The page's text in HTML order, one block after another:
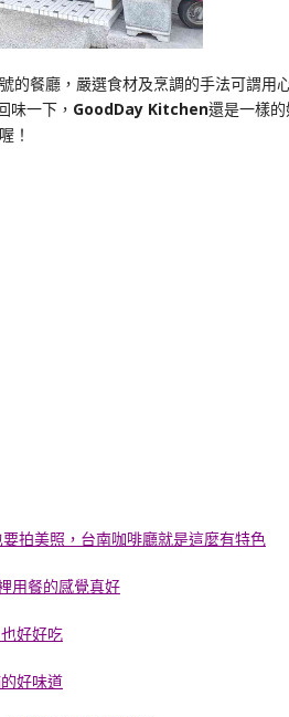
的餐廳，嚴選食材及烹調的手法可謂用
味一下， GoodDay Kitchen還是一樣
！
拍美照，台南咖啡廳就是這麼有特色
用餐的感覺真好
好好吃
好味道